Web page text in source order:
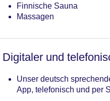
Finnische Sauna
Massagen
Digitaler und
Unser deutsch
App, telefonisch und per